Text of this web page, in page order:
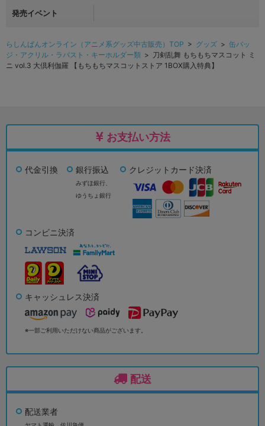
発売イベント
らしんばんオンライン（アニメ系グッズ中古販売）TOP > グッズ > 缶バッ
ジ・アクリル・ラバスト・キーホルダー類 > 刀剣乱舞 もちもちマスコット ミ
ニ vol.3 大倶利伽羅 【もちもちマスコットストア 1BOX購入特典】
お支払い方法
代金引換 銀行振込
みずほ銀行、
ゆうちょ銀行
クレジットカード決済
コンビニ決済
キャッシュレス決済
※一部ご利用いただけない商品がございます。
配送
配送業者